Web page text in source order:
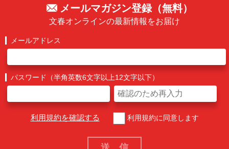
メールマガジン登録（無料）
文春オンラインの最新情報をお届け
メールアドレス
パスワード（半角英数6文字以上12文字以下）
利用規約を確認する 利用規約に同意します